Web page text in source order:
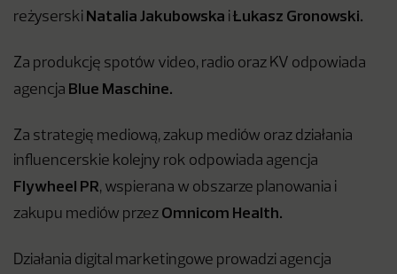
reżyserski Natalia Jakubowska i Łukasz Gronowski.
Za produkcję spotów video, radio oraz KV odpowiada
agencja Blue Maschine.
Za strategię mediową, zakup mediów oraz działania
influencerskie kolejny rok odpowiada agencja
Flywheel PR, wspierana w obszarze planowania i
zakupu mediów przez Omnicom Health.
Działania digital marketingowe prowadzi agencja